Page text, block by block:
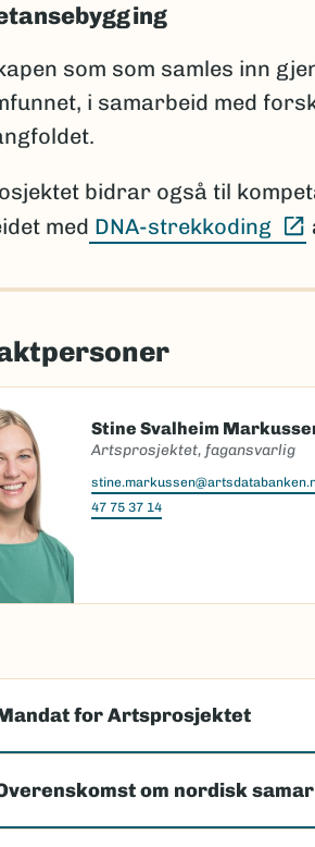
som som samles inn
i samarbeid med
bidrar også til
med DNA-strekkoding
Stine Svalheim
Artsprosjektet, fagansvarlig
47 75 37 14
for Artsprosjektet
om nordisk